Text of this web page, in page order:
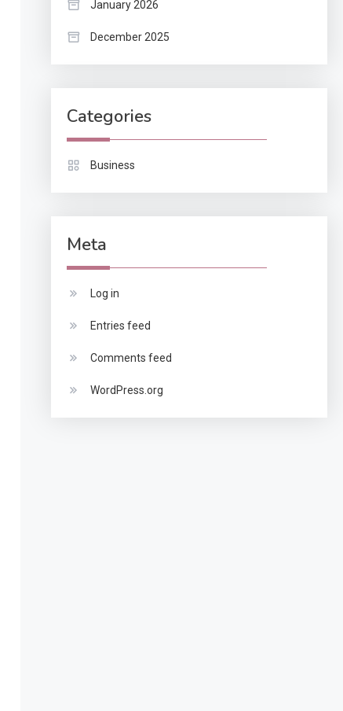
January 2026
December 2025
Categories
Business
Meta
Log in
Entries feed
Comments feed
WordPress.org